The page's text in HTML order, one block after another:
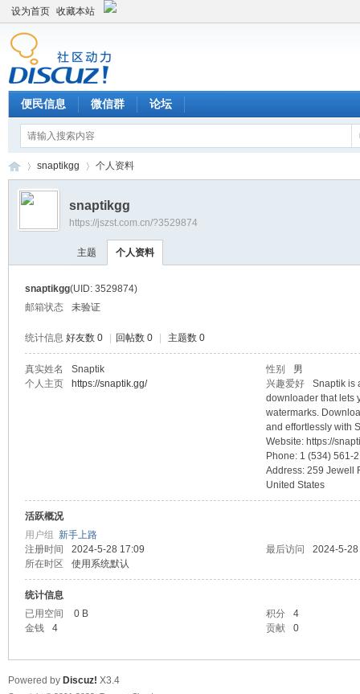
设为首页 收藏本站
便民信息 微信群 论坛
›
snaptikgg 个人资料
snaptikgg
https://jszst.com.cn/?3529874
主题 个人资料
snaptikgg(UID: 3529874)
邮箱状态
未验证
统计信息 好友数 0 回帖数 0 主题数 0
真实姓名 Snaptik 性别
男
个人主页
https://snaptik.gg/ 兴趣爱好
Snaptik is
downloader that lets
watermarks.
and effortlessly with
Website: https://
Phone: 1 (534) 561-
Address: 259 Jewell
United States
活跃概况
用户组 新手上路
注册时间
2024-5-28 17:09 最后访问
2024-5-
所在时区
使用系统默认
统计信息
已用空间
0 B 积分
4
金钱
4 贡献 0
Powered by Discuz! X3.4